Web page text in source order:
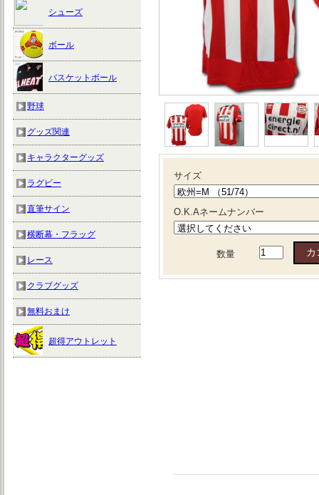
サイズ
O.K.Aネームナンバー
数量
シューズ
ボール
バスケットボール
野球
グッズ関連
キャラクターグッズ
ラグビー
直筆サイン
横断幕・フラッグ
レース
クラブグッズ
無料おまけ
超得アウトレット